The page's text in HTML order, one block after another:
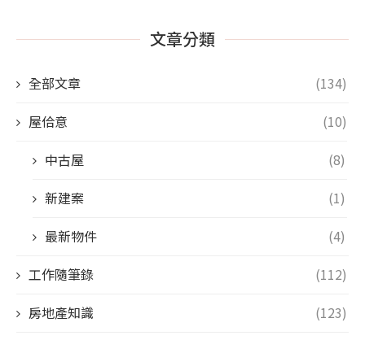
文章分類
全部文章
(134)
屋佮意
(10)
中古屋
(8)
新建案
(1)
最新物件
(4)
工作隨筆錄
(112)
房地產知識
(123)